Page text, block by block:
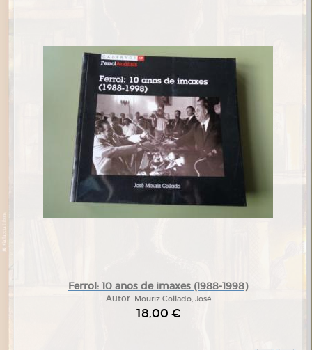
Ferrol: 10 anos de imaxes (1988-1998)
Autor: Mouriz Collado, José
18,00 €